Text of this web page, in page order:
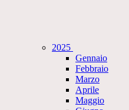
2025
Gennaio
Febbraio
Marzo
Aprile
Maggio